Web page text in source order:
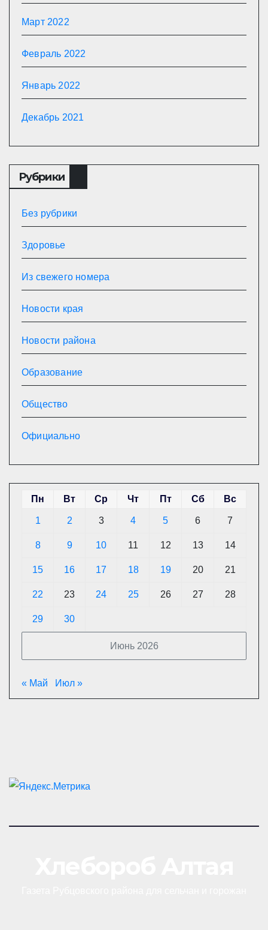
Март 2022
Февраль 2022
Январь 2022
Декабрь 2021
Рубрики
Без рубрики
Здоровье
Из свежего номера
Новости края
Новости района
Образование
Общество
Официально
Июнь 2026
Пн Вт Ср Чт Пт Сб Вс
1 2 3 4 5 6 7
8 9 10 11 12 13 14
15 16 17 18 19 20 21
22 23 24 25 26 27 28
29 30
« Май Июл »